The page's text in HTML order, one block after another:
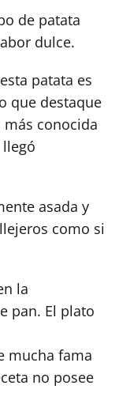
de patata
dulce.
patata es
que destaque
más conocida
asada y
como si
la
pan. El plato
mucha fama
no posee